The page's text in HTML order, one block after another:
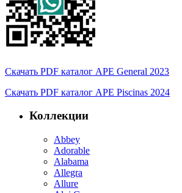
Скачать PDF каталог APE General 2023
Скачать PDF каталог APE Piscinas 2024
Коллекции
Abbey
Adorable
Alabama
Allegra
Allure